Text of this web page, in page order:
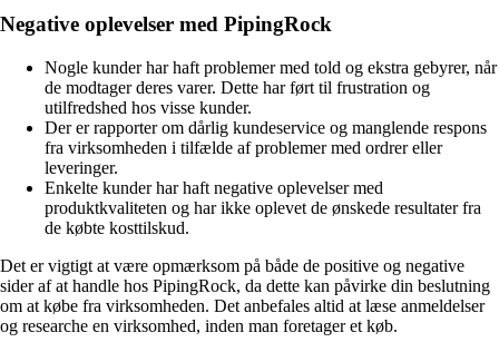
Negative oplevelser med PipingRock
Nogle kunder har haft problemer med told og ekstra gebyrer, når
de modtager deres varer. Dette har ført til frustration og
utilfredshed hos visse kunder.
Der er rapporter om dårlig kundeservice og manglende respons
fra virksomheden i tilfælde af problemer med ordrer eller
leveringer.
Enkelte kunder har haft negative oplevelser med
produktkvaliteten og har ikke oplevet de ønskede resultater fra
de købte kosttilskud.
Det er vigtigt at være opmærksom på både de positive og negative
sider af at handle hos PipingRock, da dette kan påvirke din beslutning
om at købe fra virksomheden. Det anbefales altid at læse anmeldelser
og researche en virksomhed, inden man foretager et køb.